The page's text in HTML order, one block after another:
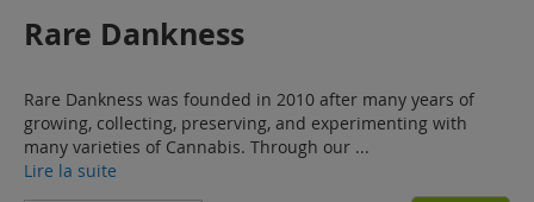
CBD Shop
Vapor Shop
Rare Dankness
Rare Dankness was founded in 2010 after many years of
growing, collecting, preserving, and experimenting with
many varieties of Cannabis. Through our ...
Lire la suite